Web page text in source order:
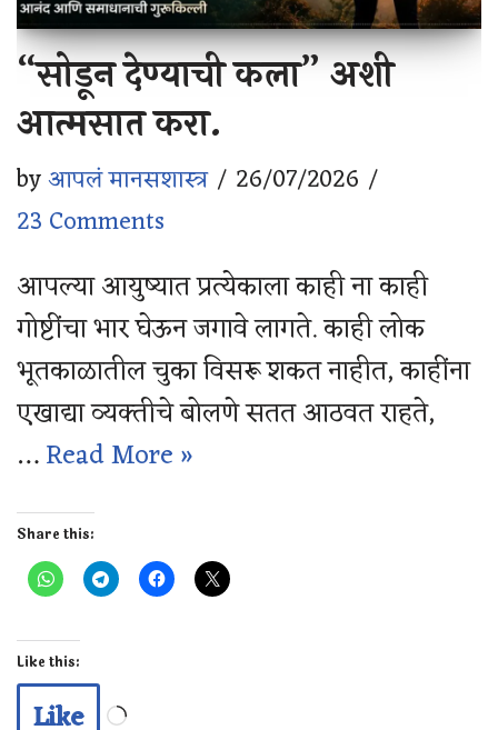
“सोडून देण्याची कला” अशी
आत्मसात करा.
byआपलं मानसशास्त्र
26/07/2026
23 Comments
आपल्या आयुष्यात प्रत्येकाला काही ना काही
गोष्टींचा भार घेऊन जगावे लागते. काही लोक
भूतकाळातील चुका विसरू शकत नाहीत, काहींना
एखाद्या व्यक्तीचे बोलणे सतत आठवत राहते,
…Read More »
Share this:
Like this:
Like